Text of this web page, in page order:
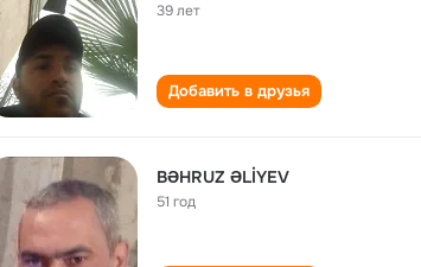
39 лет
Добавить в друзья
BƏHRUZ ƏLİYEV
51 год